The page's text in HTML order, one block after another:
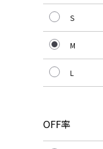
S
M
L
OFF率